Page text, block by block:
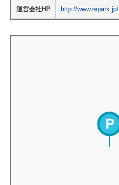
運営会社HP http://www.repark.jp/